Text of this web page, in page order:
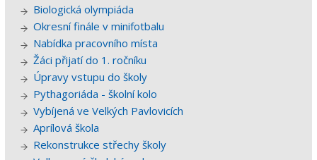
Biologická olympiáda
Okresní finále v minifotbalu
Nabídka pracovního místa
Žáci přijatí do 1. ročníku
Úpravy vstupu do školy
Pythagoriáda - školní kolo
Vybíjená ve Velkých Pavlovicích
Aprílová škola
Rekonstrukce střechy školy